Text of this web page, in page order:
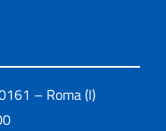
– Roma (I)